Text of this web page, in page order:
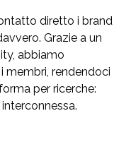
diretto i brand
Grazie a un
abbiamo
membri, rendendoci
per ricerche: